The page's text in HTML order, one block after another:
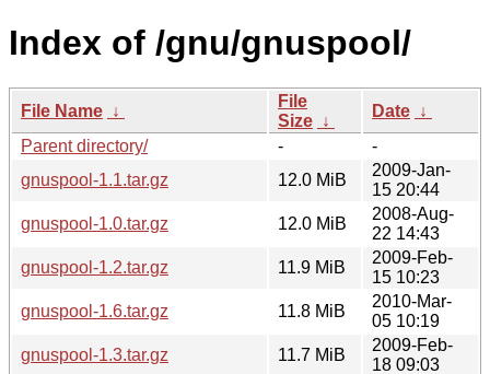
Index of /gnu/gnuspool/
File Name ↓
File
Size ↓
Date ↓
Parent directory/
-
-
gnuspool-1.1.tar.gz
12.0 MiB
2009-Jan-
15 20:44
gnuspool-1.0.tar.gz
12.0 MiB
2008-Aug-
22 14:43
gnuspool-1.2.tar.gz
11.9 MiB
2009-Feb-
15 10:23
gnuspool-1.6.tar.gz
11.8 MiB
2010-Mar-
05 10:19
gnuspool-1.3.tar.gz
11.7 MiB
2009-Feb-
18 09:03